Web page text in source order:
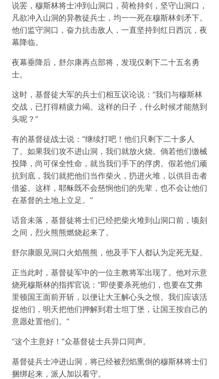
说罢，穆斯林将士冲到山洞口，荷枪持剑，坚守山洞口，
凡欲冲入山洞的异教徒兵士，均一一死在穆斯林剑矛下。
他们监守洞口，奋力抗击敌人，一直坚持到红日西沉，夜
幕降临。
夜幕垂降后，舒尔康再点部将，发现仅剩下二十五名勇
士。
这时，基督徒大军的兵士们相互议论说：“我们与穆斯林
交战，已打得精疲力竭。这样的日子，什么时候才能熬到
头呢？”
有的基督徒战士说：“继续打吧！他们只剩下二十多人
了。如果我们攻不进山洞，我们就放火烧。倘若他们缴械
投降，尚可保全性命，就当我们手下的俘虏。假若他们顽
抗到底，我们就把他们当作柴火，扔进火堆，以供目击者
借鉴。这样，耶稣既不会慈悯他们的先辈，也不会让他们
在基督的土地上立足。”
话音未落，基督徒将士们已经把柴火堆到山洞口前，顷刻
之间，烈火熊熊燃烧起来了。
舒尔康眼见洞口火焰熊熊，他及手下人都认为定死无疑。
正当此时，基督徒军中的一位主教将军出现了。他对示意
烧死穆斯林的指挥官说：“即使要杀死他们，也要在艾弗
里顿国王面前开斩，以便让大王解心头之恨。我们应该活
捉他们，明天把他们押解到君士坦丁堡，让国王按自己的
意愿处置他们。”
“这个主意好！”众基督徒士兵异口同声。
基督徒兵士冲进山洞，将已经被烈焰熏倒的穆斯林将士们
捆绑起来，派人加以看守。